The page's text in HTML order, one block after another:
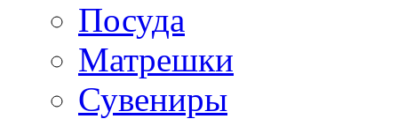
Посуда
Матрешки
Сувениры